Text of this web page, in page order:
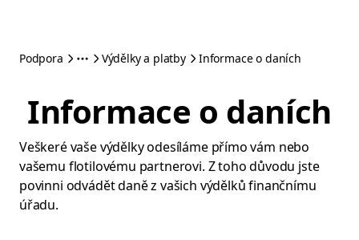
Podpora Výdělky a platby Informace o daních
Informace o daních
Veškeré vaše výdělky odesíláme přímo vám nebo
vašemu flotilovému partnerovi. Z toho důvodu jste
povinni odvádět daně z vašich výdělků finančnímu
úřadu.